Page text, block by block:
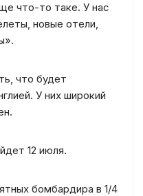
что-то таке. У нас
новые отели,
что будет
У них широкий
12 июля.
бомбардира в 1/4